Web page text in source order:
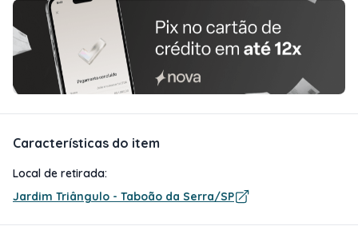
Características do item
Local de retirada:
Jardim Triângulo - Taboão da Serra/SP